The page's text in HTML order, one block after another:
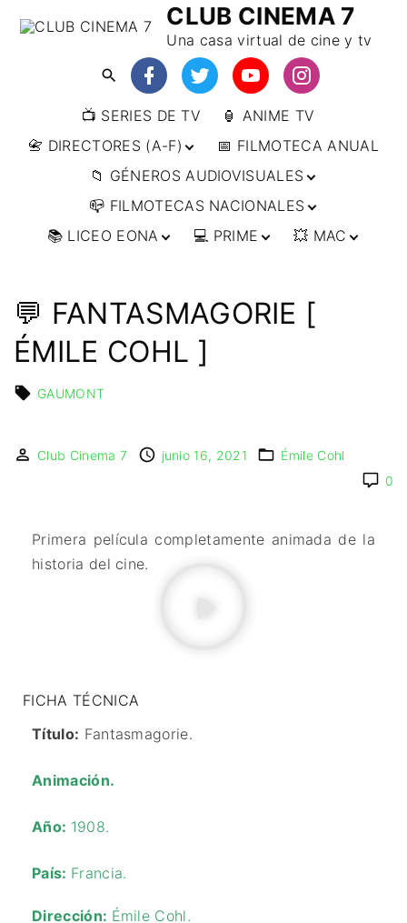
CLUB CINEMA 7
Una casa virtual de cine y tv
📺 SERIES DE TV
🏮 ANIME TV
📇 DIRECTORES (A-F)
📇 DIRECTORES (F-L)
📇 DIRECTORES (L-
W)
📅 FILMOTECA ANUAL
📁 GÉNEROS AUDIOVISUALES
🔴ANIMACIÓN
🔴ARTES MARCIALES
🔴CINE DOCUMENTAL
🔴CINE NEGRO / CRIMEN /
ESPIONAJE
🔴COMEDIA
🔴EXPERIMENTOS
🔴TERROR
🔴WESTERN / CHAMBARA
📪 FILMOTECAS NACIONALES
🌍 AFRICA
🇧🇷 BRASIL
🇨🇱 CHILE
🌏 ASIA
🇮🇳 INDIA
🇯🇵 JAPÓN
🌍 EUROPA
🇩🇪 ALEMANIA
🇫🇷 FRANCIA
🇬🇧 REINO UNIDO
🌏 OCEANIA
📚 LICEO EONA
🎒 TALLERES
🎞️ FILM DOCTOR
VIDEO
🌐 DISEÑO WEB
💻 PRIME
📀
IMPRESCINDIBLES
💥 MAC
👁️ ANIME
🗨 CÓMICS
💬 FANTASMAGORIE [
ÉMILE COHL ]
GAUMONT
Club Cinema 7 junio 16, 2021
Émile Cohl
0
Primera película completamente animada de la
historia del cine.
FICHA TÉCNICA
Título: Fantasmagorie.
Animación.
Año: 1908.
País: Francia.
Dirección: Émile Cohl.